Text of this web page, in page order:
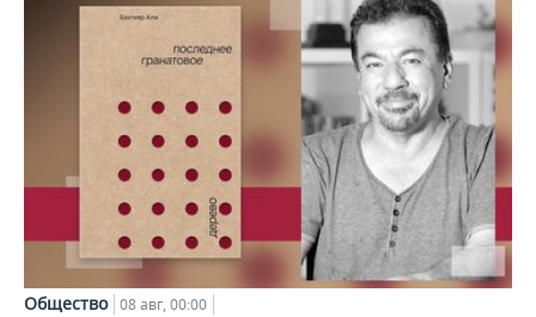
Общество 08 авг, 00:00